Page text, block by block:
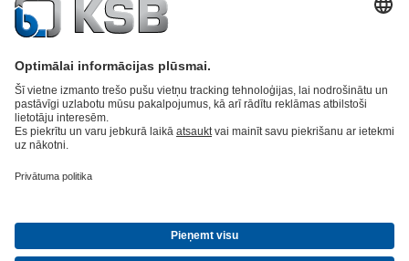
Enerģijas tehnoloģijas
UzņēmumsJaunumi un pasākumiPreseKarjeraSociālajos tīklos